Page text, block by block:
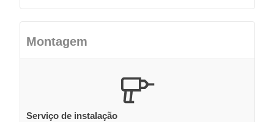
Montagem
Serviço de instalação